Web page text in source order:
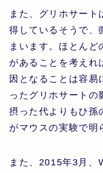
また、グリホサート
得しているそうで、
まいます。ほとんど
があることを考えれ
因となることは容易
ったグリホサートの
摂った代よりもひ孫
がマウスの実験で明
また、2015年3月、